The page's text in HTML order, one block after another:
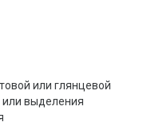
или глянцевой
выделения